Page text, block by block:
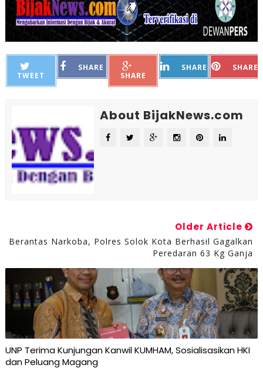
TWEET
SHARE
SHARE
SHARE SHARE
About BijakNews.com
Older Article
Berantas Narkoba, Polres Solok Kota Berhasil Gagalkan
Peredaran 63 Kg Ganja
UNP Terima Kunjungan Kanwil KUMHAM, Sosialisasikan HKI
dan Peluang Magang